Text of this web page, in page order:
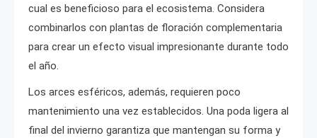
cual es beneficioso para el ecosistema. Considera
combinarlos con plantas de floración complementaria
para crear un efecto visual impresionante durante todo
el año.
Los arces esféricos, además, requieren poco
mantenimiento una vez establecidos. Una poda ligera al
final del invierno garantiza que mantengan su forma y